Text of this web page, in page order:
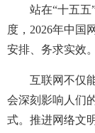
站在“十五五”
度，2026年中国
安排、务求实效。
互联网不仅能
会深刻影响人们
式。推进网络文